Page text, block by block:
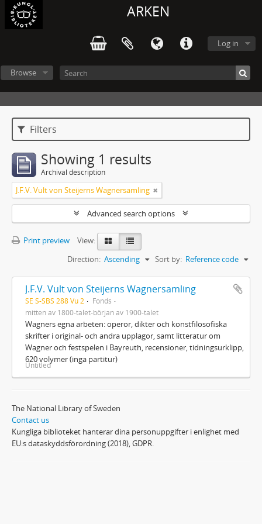
ARKEN
Log in
Browse
Filters
Showing 1 results
Archival description
J.F.V. Vult von Steijerns Wagnersamling
Advanced search options
Print preview
View:
Sort by: Reference code
Direction: Ascending
J.F.V. Vult von Steijerns Wagnersamling
SE S-SBS 288 Vu 2
Fonds
mitten av 1800-talet-början av 1900-talet
Wagners egna arbeten: operor, dikter och konstfilosofiska
skrifter i original- och andra upplagor, samt litteratur om
Wagner och festspelen i Bayreuth, recensioner, tidningsurklipp,
620 volymer (inga partitur)
Untitled
The National Library of Sweden
Contact us
Kungliga biblioteket hanterar dina personuppgifter i enlighet med
EU:s dataskyddsförordning (2018), GDPR.